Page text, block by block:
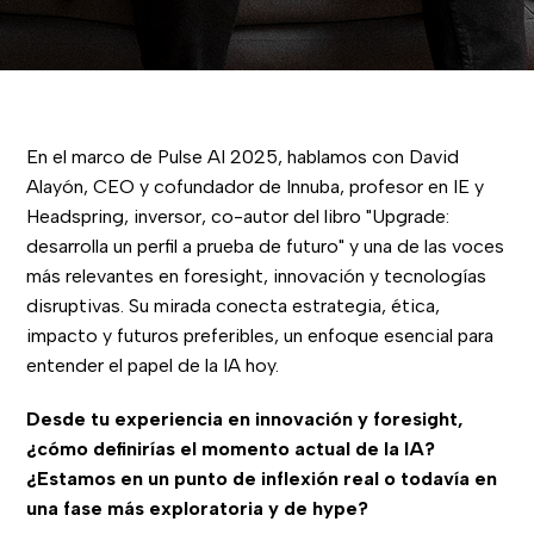
En el marco de Pulse AI 2025, hablamos con David
Alayón, CEO y cofundador de Innuba, profesor en IE y
Headspring, inversor, co-autor del libro "Upgrade:
desarrolla un perfil a prueba de futuro" y una de las voces
más relevantes en foresight, innovación y tecnologías
disruptivas. Su mirada conecta estrategia, ética,
impacto y futuros preferibles, un enfoque esencial para
entender el papel de la IA hoy.
Desde tu experiencia en innovación y foresight,
¿cómo definirías el momento actual de la IA?
¿Estamos en un punto de inflexión real o todavía en
una fase más exploratoria y de hype?